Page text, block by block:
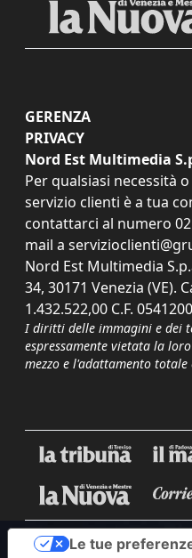
GERENZA
PRIVACY
Nord Est Multimedia
Per qualsiasi necessità
servizio clienti è a tua
contattarci al numero
mail a
Nord Est Multimedia
34, 30171 Venezia (VE).
1.432.522,00 C.F.
I diritti delle immagini e dei
espressamente vietata la
mezzo e l'adattamento totale
Le tue